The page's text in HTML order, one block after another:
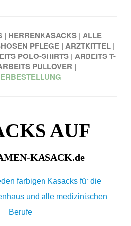
| HERRENKASACKS | ALLE
PFLEGE | ARZTKITTEL |
POLO-SHIRTS | ARBEITS T-
PULLOVER |
AUF
KASACK.de
farbigen Kasacks für die
und alle medizinischen
Berufe